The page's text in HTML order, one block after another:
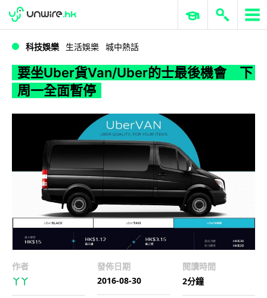
WWDC 2026 ERP 與商業 AI
科技娛樂 生活娛樂 城中熱話
要坐Uber貨Van/Uber的士最後機會 下
周一全面暫停
作者
丫丫
發佈日期
2016-08-30
閱讀時間
2分鐘